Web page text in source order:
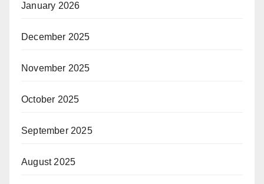
January 2026
December 2025
November 2025
October 2025
September 2025
August 2025